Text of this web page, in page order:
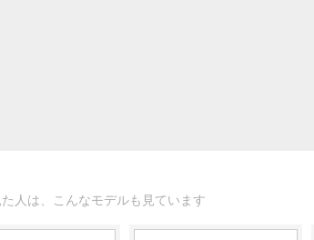
は、こんなモデルも見ています